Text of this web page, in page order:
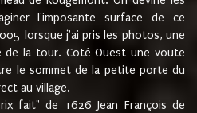
l'imposante surface de ce
lorsque j'ai pris les photos, une
de la tour. Coté Ouest une voute
le sommet de la petite porte du
au village.
fait" de 1626 Jean François de